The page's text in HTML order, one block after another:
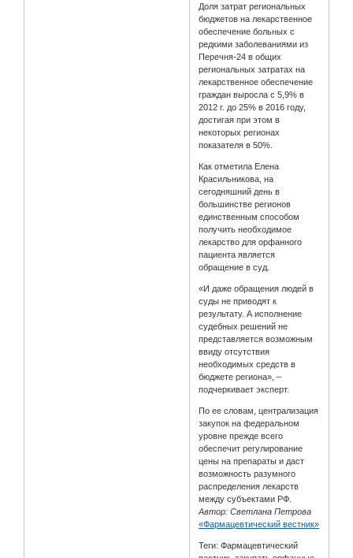
Доля затрат региональных
бюджетов на лекарственное
обеспечение больных с
редкими заболеваниями из
Перечня-24 в общих
региональных затратах на
лекарственное обеспечение
граждан выросла с 5,9% в
2012 г. до 25% в 2016 году,
достигая при этом в
некоторых регионах
показателя в 50%.
Как отметила Елена
Красильникова, на
сегодняшний день в
большинстве регионов
единственным способом
получить необходимое
лекарство для орфанного
пациента является
обращение в суд.
«И даже обращения людей в
суды не приводят к
результату. А исполнение
судебных решений не
представляется возможным
ввиду отсутствия
необходимых средств в
бюджете региона», –
подчеркивает эксперт.
По ее словам, централизация
закупок на федеральном
уровне прежде всего
обеспечит регулирование
цены на препараты и даст
возможность разумного
распределения лекарств
между субъектами РФ.
Автор: Светлана Петрова
«Фармацевтический вестник»
Теги: Фармацевтический